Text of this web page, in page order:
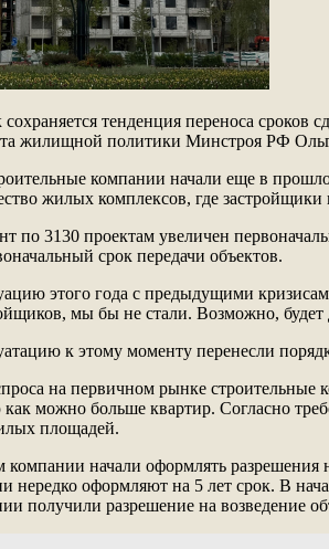
тенденция переноса
жилищной политики Минстроя РФ
компании начали еще в
жилых комплексов, где
по 3130 проектам увеличен
срок передачи объектов.
этого года с предыдущими
мы бы не стали. Возможно,
к этому моменту перенесли
на первичном рынке строительные
можно больше квартир. Согласно
площадей.
начали оформлять разрешения
нередко оформляют на 5 лет срок. В
получили разрешение на возведение